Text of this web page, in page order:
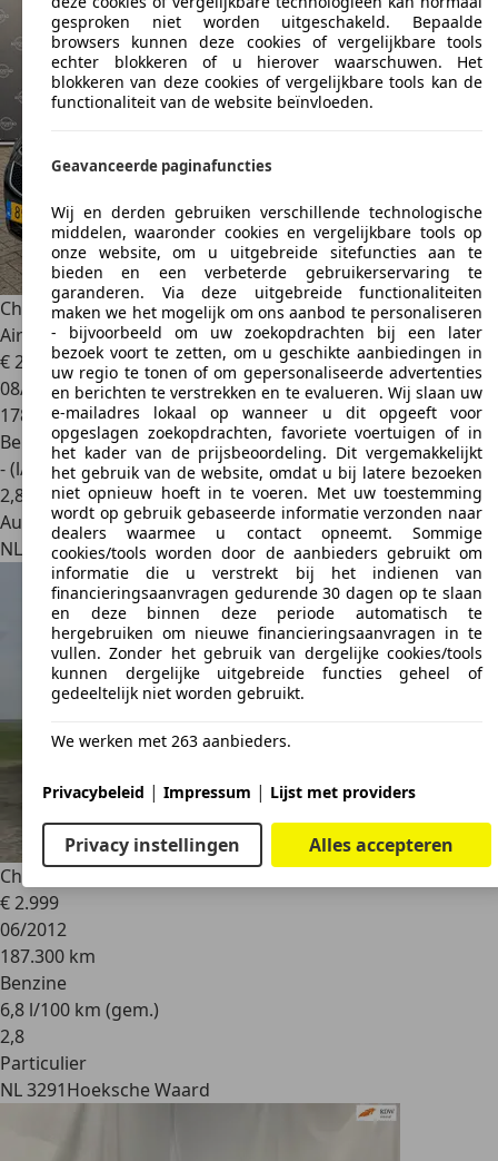
Chevrolet Cruze1.6 LT NL-Auto / 1ste Eigenaar / NAP / APK /
Airco
€ 2.995
08/2011
178.510 km
Benzine
- (l/100 km)
2,8
Autobedrijf
NL 8013 PEZwolle
Chevrolet Cruze
€ 2.999
06/2012
187.300 km
Benzine
6,8 l/100 km (gem.)
2,8
Particulier
NL 3291Hoeksche Waard
gesproken niet worden uitgeschakeld. Bepaalde
browsers kunnen deze cookies of vergelijkbare tools
echter blokkeren of u hierover waarschuwen. Het
blokkeren van deze cookies of vergelijkbare tools kan de
functionaliteit van de website beïnvloeden.
Geavanceerde paginafuncties
Wij en derden gebruiken verschillende technologische
middelen, waaronder cookies en vergelijkbare tools op
onze website, om u uitgebreide sitefuncties aan te
bieden en een verbeterde gebruikerservaring te
garanderen. Via deze uitgebreide functionaliteiten
maken we het mogelijk om ons aanbod te personaliseren
- bijvoorbeeld om uw zoekopdrachten bij een later
bezoek voort te zetten, om u geschikte aanbiedingen in
uw regio te tonen of om gepersonaliseerde advertenties
en berichten te verstrekken en te evalueren. Wij slaan uw
e-mailadres lokaal op wanneer u dit opgeeft voor
opgeslagen zoekopdrachten, favoriete voertuigen of in
het kader van de prijsbeoordeling. Dit vergemakkelijkt
het gebruik van de website, omdat u bij latere bezoeken
niet opnieuw hoeft in te voeren. Met uw toestemming
wordt op gebruik gebaseerde informatie verzonden naar
dealers waarmee u contact opneemt. Sommige
cookies/tools worden door de aanbieders gebruikt om
informatie die u verstrekt bij het indienen van
financieringsaanvragen gedurende 30 dagen op te slaan
en deze binnen deze periode automatisch te
hergebruiken om nieuwe financieringsaanvragen in te
vullen. Zonder het gebruik van dergelijke cookies/tools
kunnen dergelijke uitgebreide functies geheel of
gedeeltelijk niet worden gebruikt.
We werken met 263 aanbieders.
Privacybeleid | Impressum | Lijst met providers
Privacy instellingen Alles accepteren